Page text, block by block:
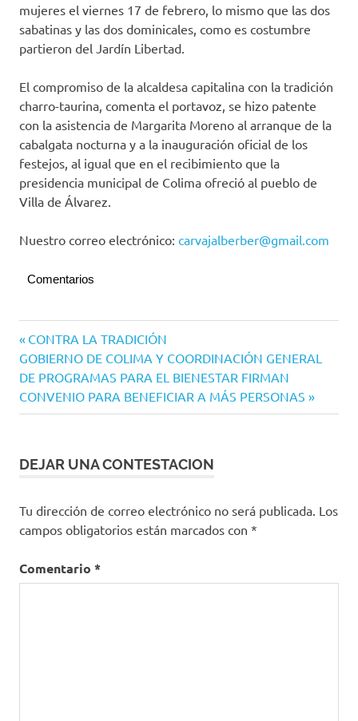
mujeres el viernes 17 de febrero, lo mismo que las dos
sabatinas y las dos dominicales, como es costumbre
partieron del Jardín Libertad.
El compromiso de la alcaldesa capitalina con la tradición
charro-taurina, comenta el portavoz, se hizo patente
con la asistencia de Margarita Moreno al arranque de la
cabalgata nocturna y a la inauguración oficial de los
festejos, al igual que en el recibimiento que la
presidencia municipal de Colima ofreció al pueblo de
Villa de Álvarez.
Nuestro correo electrónico: carvajalberber@gmail.com
Comentarios
Navegación
de
entradas
Entrada
anterior:
CONTRA LA TRADICIÓN
Siguiente
entrada:
GOBIERNO DE COLIMA Y COORDINACIÓN GENERAL
DE PROGRAMAS PARA EL BIENESTAR FIRMAN
CONVENIO PARA BENEFICIAR A MÁS PERSONAS
DEJAR UNA CONTESTACION
Tu dirección de correo electrónico no será publicada. Los
campos obligatorios están marcados con *
Comentario *